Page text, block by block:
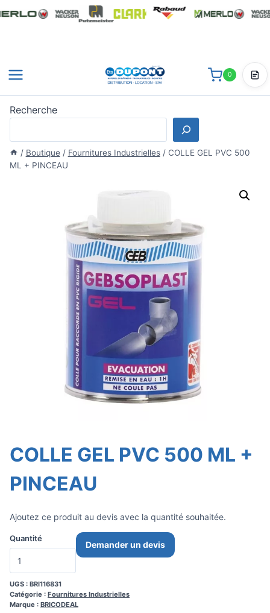
0
/ Boutique / Fournitures Industrielles / COLLE GEL PVC 500
ML + PINCEAU
COLLE GEL PVC 500 ML +
PINCEAU
Ajoutez ce produit au devis avec la quantité souhaitée.
Quantité
Demander un devis
UGS : BRI116831
Catégorie : Fournitures Industrielles
Marque : BRICODEAL
Recherche